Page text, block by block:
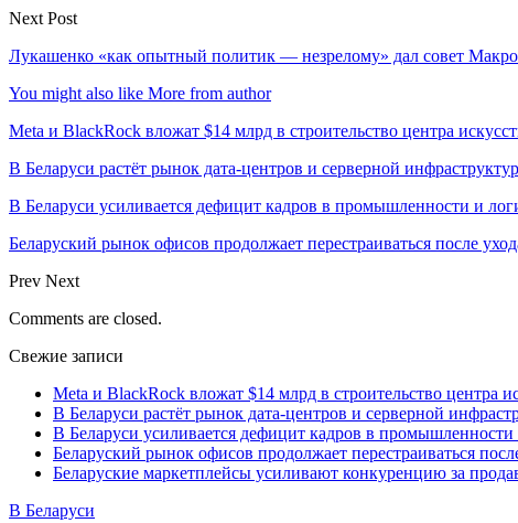
Next Post
Лукашенко «как опытный политик — незрелому» дал совет
You might also like More from author
Meta и BlackRock вложат $14 млрд в строительство центра
В Беларуси растёт рынок дата-центров и серверной
В Беларуси усиливается дефицит кадров в промышленности и
Беларуский рынок офисов продолжает перестраиваться после
Prev Next
Comments are closed.
Свежие записи
Meta и BlackRock вложат $14 млрд в строительство центра
В Беларуси растёт рынок дата-центров и серверной
В Беларуси усиливается дефицит кадров в промышленности
Беларуский рынок офисов продолжает перестраиваться
Беларуские маркетплейсы усиливают конкуренцию за
В Беларуси